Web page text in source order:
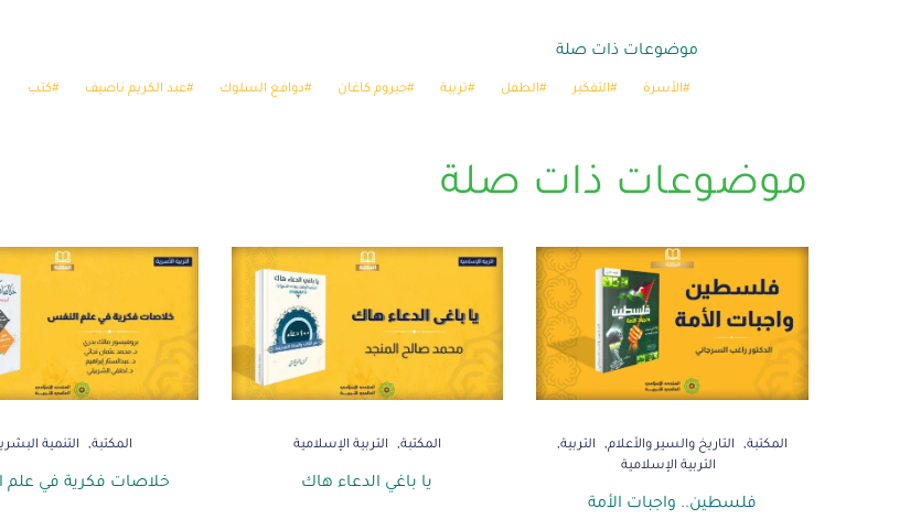
موضوعات ذات صلة
الأسرة التفكير الطفل تربية جيروم كاغان دوافع السلوك عبد الكريم ناصيف كتب
موضوعات ذات صلة
المكتبة التاريخ والسير والأعلام
التربية
التربية الإسلامية
فلسطين.. واجبات الأمة
المكتبة التربية الإسلامية
يا باغي الدعاء هاك
المكتبة التنمية
خلاصات فكرية في علم